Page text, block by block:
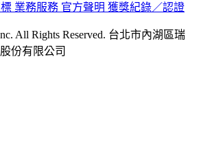
業務服務 官方聲明 獲獎紀錄／認證
All Rights Reserved. 台北市內湖區瑞
份有限公司